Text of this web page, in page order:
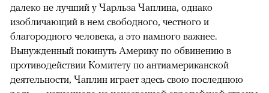
далеко не лучший у Чарльза Чаплина, однако
изобличающий в нем свободного, честного и
благородного человека, а это намного важнее.
Вынужденный покинуть Америку по обвинению в
противодействии Комитету по антиамериканской
деятельности, Чаплин играет здесь свою последнюю